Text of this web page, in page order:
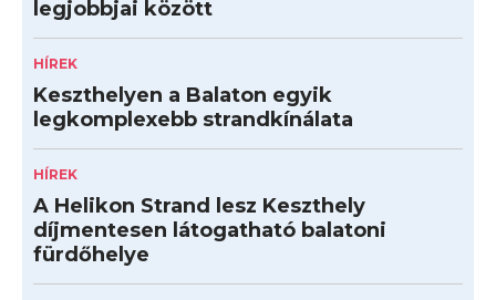
legjobbjai között
HÍREK
Keszthelyen a Balaton egyik
legkomplexebb strandkínálata
HÍREK
A Helikon Strand lesz Keszthely
díjmentesen látogatható balatoni
fürdőhelye